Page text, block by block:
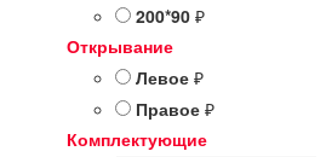
200*90 ₽
Открывание
Левое ₽
Правое ₽
Комплектующие